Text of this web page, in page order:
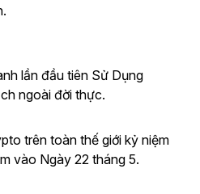
lần đầu tiên Sử Dụng
ngoài đời thực.
trên toàn thế giới kỷ niệm
vào Ngày 22 tháng 5.